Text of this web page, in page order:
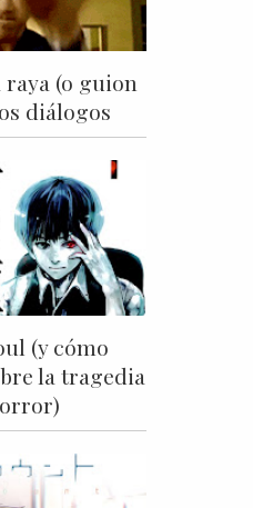
(o guion
diálogos
(y cómo
la tragedia